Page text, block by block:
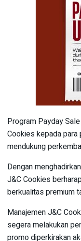
Program Payday
Cookies kepada
mendukung
Dengan
J&C Cookies
berkualitas premium
Manajemen J&C
segera melakukan
promo diperkirakan